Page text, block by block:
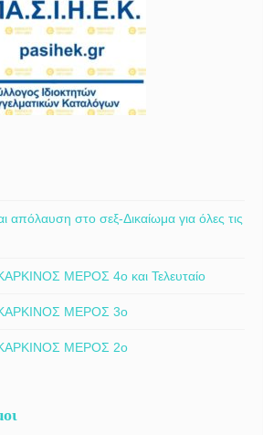
απόλαυση στο σεξ-Δικαίωμα για όλες τις
ΜΕΡΟΣ 4ο και Τελευταίο
ΜΕΡΟΣ 3ο
ΜΕΡΟΣ 2ο